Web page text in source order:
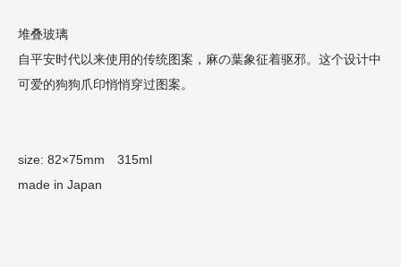
堆叠玻璃
自平安时代以来使用的传统图案，麻の葉象征着驱邪。这个设计中
可爱的狗狗爪印悄悄穿过图案。
size: 82×75mm 315ml
made in Japan